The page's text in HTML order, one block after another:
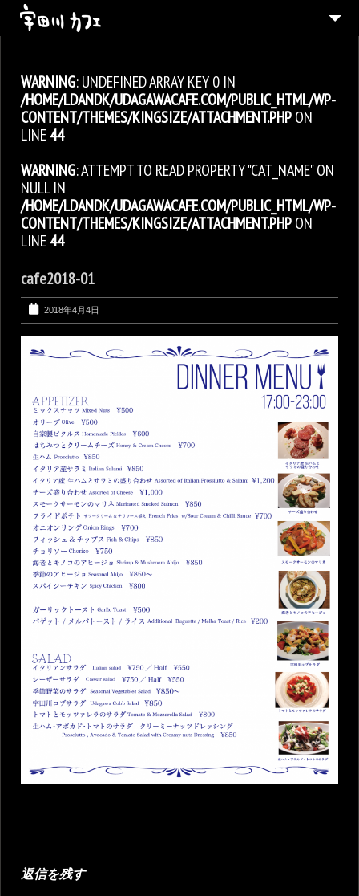
MENU
CONTACT
ENGLISH
WARNING: UNDEFINED ARRAY KEY 0 IN
/HOME/LDANDK/UDAGAWACAFE.COM/PUBLIC_HTML/WP-
CONTENT/THEMES/KINGSIZE/ATTACHMENT.PHPON
LINE44
WARNING: ATTEMPT TO READ PROPERTY "CAT_NAME" ON
NULL IN
/HOME/LDANDK/UDAGAWACAFE.COM/PUBLIC_HTML/WP-
CONTENT/THEMES/KINGSIZE/ATTACHMENT.PHPON
LINE44
cafe2018-01
2018年4月4日
返信を残す